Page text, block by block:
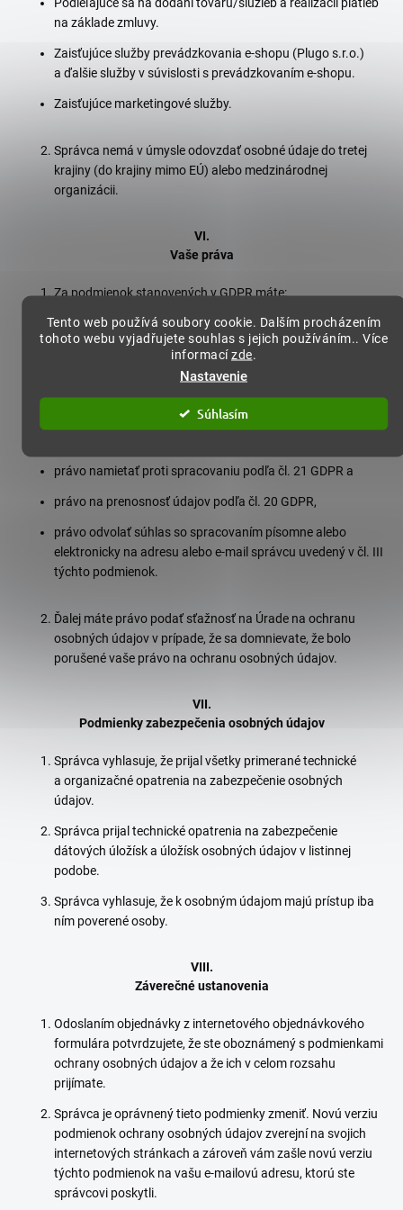
Tento web používá soubory cookie. Dalším procházením
tohoto webu vyjadřujete souhlas s jejich používáním.. Více
informacízde.
Nastavenie
Súhlasím
na základe zmluvy.
Zaisťujúce služby prevádzkovania e-shopu (Plugo s.r.o.)
a ďalšie služby v súvislosti s prevádzkovaním e-shopu.
Zaisťujúce marketingové služby.
Správca nemá v úmysle odovzdať osobné údaje do tretej
krajiny (do krajiny mimo EÚ) alebo medzinárodnej
organizácii.
VI.
Vaše práva
Za podmienok stanovených v GDPR máte:
právo na prístup k svojim osobným údajom podľa čl.
prípadne obmedzenie spracovanie podľa čl. 18 GDPR,
právo namietať proti spracovaniu podľa čl. 21 GDPR a
právo na prenosnosť údajov podľa čl. 20 GDPR,
právo odvolať súhlas so spracovaním písomne alebo
elektronicky na adresu alebo e-mail správcu uvedený v čl. III
týchto podmienok.
Ďalej máte právo podať sťažnosť na Úrade na ochranu
osobných údajov v prípade, že sa domnievate, že bolo
porušené vaše právo na ochranu osobných údajov.
VII.
Podmienky zabezpečenia osobných údajov
Správca vyhlasuje, že prijal všetky primerané technické
a organizačné opatrenia na zabezpečenie osobných
údajov.
Správca prijal technické opatrenia na zabezpečenie
dátových úložísk a úložísk osobných údajov v listinnej
podobe.
Správca vyhlasuje, že k osobným údajom majú prístup iba
ním poverené osoby.
VIII.
Záverečné ustanovenia
Odoslaním objednávky z internetového objednávkového
formulára potvrdzujete, že ste oboznámený s podmienkami
ochrany osobných údajov a že ich v celom rozsahu
prijímate.
Správca je oprávnený tieto podmienky zmeniť. Novú verziu
podmienok ochrany osobných údajov zverejní na svojich
internetových stránkach a zároveň vám zašle novú verziu
týchto podmienok na vašu e-mailovú adresu, ktorú ste
správcovi poskytli.